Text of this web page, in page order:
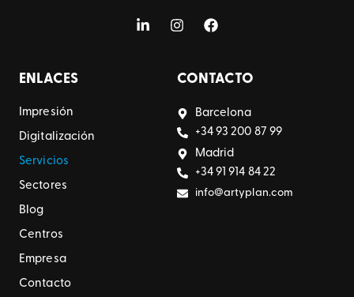
ENLACES
Impresión
Digitalización
Servicios
Sectores
Blog
Centros
Empresa
Contacto
CONTACTO
Barcelona
+34 93 200 87 99
Madrid
+34 91 914 84 22
info@artyplan.com